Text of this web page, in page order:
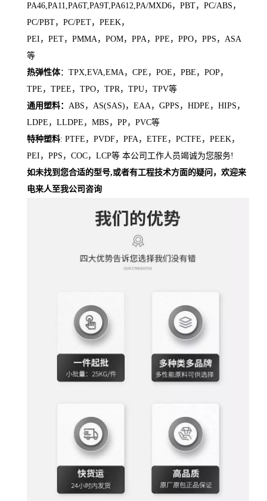
PA46,PA11,PA6T,PA9T,PA612,PA/MXD6，PBT，PC/ABS，
PC/PBT，PC/PET，PEEK，
PEI，PET，PMMA，POM，PPA，PPE，PPO，PPS，ASA
等
热弹性体：TPX,EVA,EMA，CPE，POE，PBE，POP，
TPE，TPEE，TPO，TPR，TPU，TPV等
通用塑料： ABS，AS(SAS)，EAA，GPPS，HDPE，HIPS，
LDPE，LLDPE，MBS，PP，PVC等
特种塑料: PTFE，PVDF，PFA，ETFE，PCTFE，PEEK，
PEI，PPS，COC，LCP等 本公司工作人员竭诚为您服务!
如未找到您合适的型号,或者有工程技术方面的疑问，欢迎来
电来人至我公司咨询